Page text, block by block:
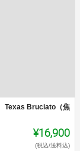
Texas Bruciato（焦
¥16,900
(税込/送料込)